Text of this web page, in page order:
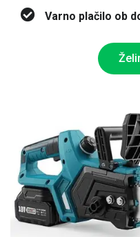
Varno plačilo ob